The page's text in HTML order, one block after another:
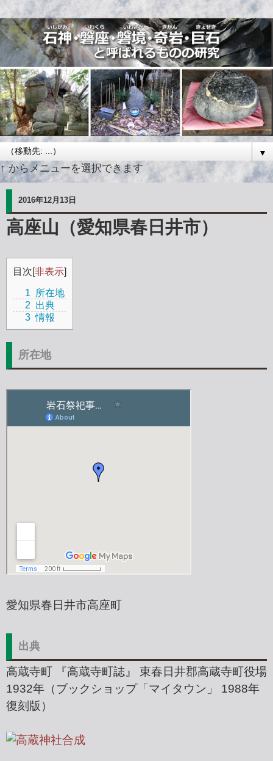
▼
↑ からメニューを選択できます
2016年12月13日
高座山（愛知県春日井市）
目次[非表示]
1
所在地
2 出典
3 情報
所在地
愛知県春日井市高座町
出典
高蔵寺町 『高蔵寺町誌』 東春日井郡高蔵寺町役場
1932年（ブックショップ「マイタウン」 1988年
復刻版）